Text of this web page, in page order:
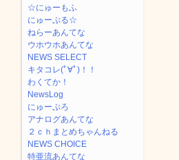
☆にゅーもふ
にゅーぷる☆
ねらーあんてな
ウホウホあんてな
NEWS SELECT
キタコレ(ﾟ∀ﾟ)！！
わくてか！
NewsLog
にゅーぷろ
アナログあんてな
２ｃｈまとめちゃんねる
NEWS CHOICE
特亜流あんてな